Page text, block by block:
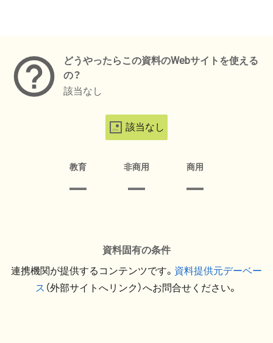
どうやったらこの資料のWebサイトを使える
の？
該当なし
該当なし
教育 非商用 商用
資料固有の条件
連携機関が提供するコンテンツです。 資料提供元デーベー
ス （外部サイトへリンク）へお問合せください。